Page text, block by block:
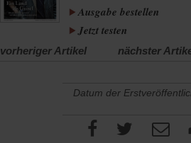
Ausgabe bestellen
Jetzt testen
vorheriger Artikel nächster
Datum der